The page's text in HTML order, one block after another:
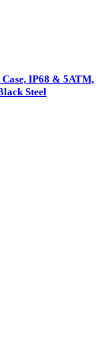
Case, IP68 & 5ATM,
Steel